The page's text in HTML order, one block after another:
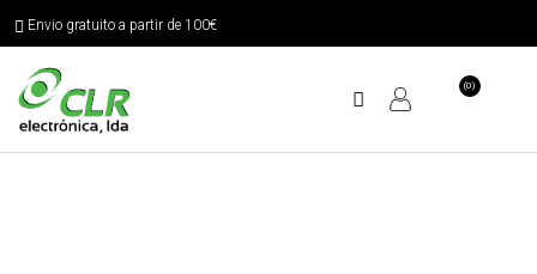
Envio gratuito a partir de 100€
(0)